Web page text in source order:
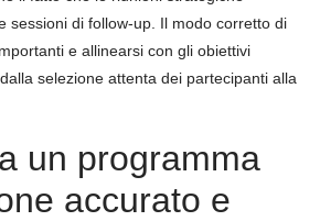
sessioni di follow-up. Il modo corretto di
e allinearsi con gli obiettivi
selezione attenta dei partecipanti alla
un programma
accurato e